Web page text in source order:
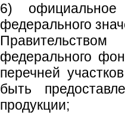
6) официальное
федерального
федерального
перечней
быть
продукции;